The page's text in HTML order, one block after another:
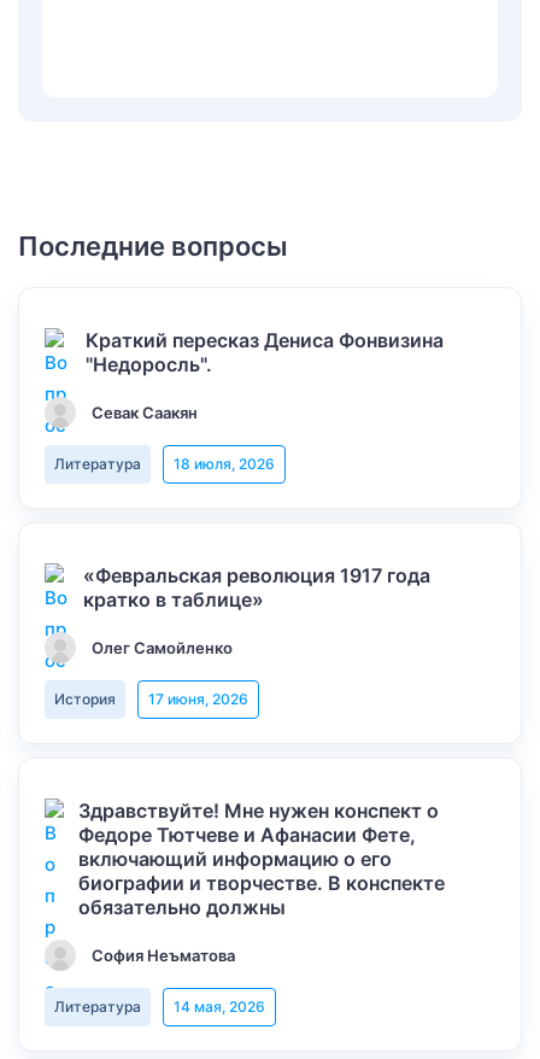
Последние вопросы
Краткий пересказ Дениса Фонвизина
"Недоросль".
Севак Саакян
Литература 18 июля, 2026
«Февральская революция 1917 года
кратко в таблице»
Олег Самойленко
История 17 июня, 2026
Здравствуйте! Мне нужен конспект о
Федоре Тютчеве и Афанасии Фете,
включающий информацию о его
биографии и творчестве. В конспекте
обязательно должны
София Неъматова
Литература 14 мая, 2026